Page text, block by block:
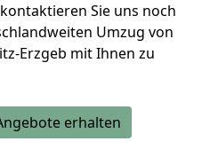
Sie uns noch
Umzug von
Erzgeb mit Ihnen zu
erhalten